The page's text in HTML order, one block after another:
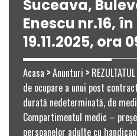
Suceava,
Enescu nr.16,
19.11.2025, ora
Acasa >Anunturi >
de ocupare a unui post
durată nedeterminată, de
Compartimentul medic –
persoanelor adulte cu